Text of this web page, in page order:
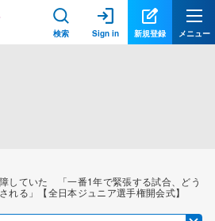
検索 Sign in 新規登録 メニュー
していた 「一番1年で緊張する試合、どう
れる」【全日本ジュニア選手権開会式】